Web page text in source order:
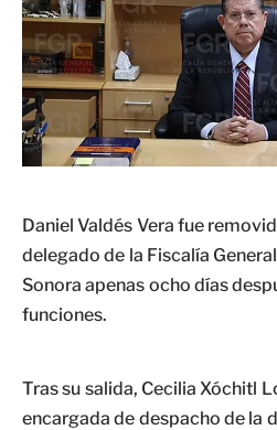
Daniel Valdés Vera fue
delegado de la Fiscalía
Sonora apenas ocho días
funciones.
Tras su salida, Cecilia Xóchitl
encargada de despacho de la